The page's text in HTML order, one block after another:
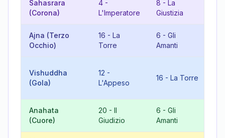
Sahasrara
(Corona)
4 -
L'Imperatore
8 - La
Giustizia
Ajna (Terzo
Occhio)
16 - La
Torre
6 - Gli
Amanti
Vishuddha
(Gola)
12 -
L'Appeso
16 - La Torre
Anahata
(Cuore)
20 - Il
Giudizio
6 - Gli
Amanti